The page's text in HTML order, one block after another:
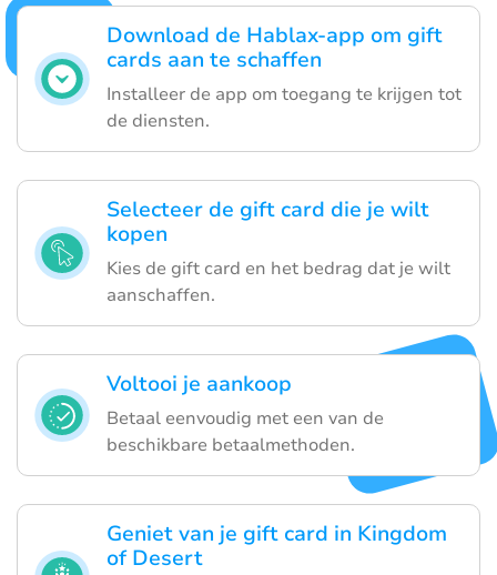
Download de Hablax-app om gift
cards aan te schaffen
Installeer de app om toegang te krijgen tot
de diensten.
Selecteer de gift card die je wilt
kopen
Kies de gift card en het bedrag dat je wilt
aanschaffen.
Voltooi je aankoop
Betaal eenvoudig met een van de
beschikbare betaalmethoden.
Geniet van je gift card in Kingdom
of Desert